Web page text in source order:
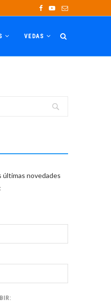
VEDAS
últimas novedades